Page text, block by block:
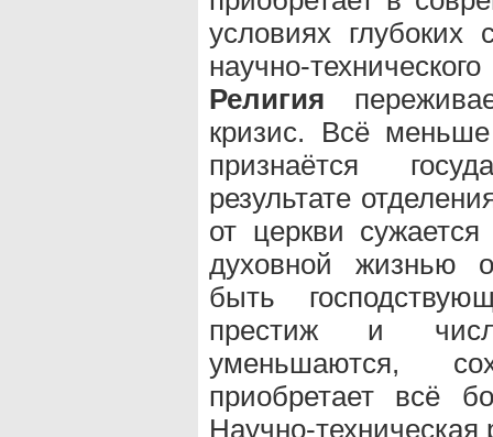
условиях глубоких
научно-
Религия
кризис. Всё
признаётся
результате
от церкви
духовной жизнью
быть
престиж и
уменьшаются,
приобретает всё
Научно-